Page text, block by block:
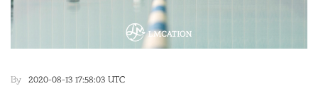
By 2020-08-13 17:58:03 UTC